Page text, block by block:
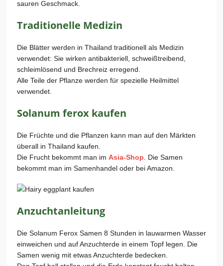
sauren Geschmack.
Traditionelle Medizin
Die Blätter werden in Thailand traditionell als Medizin
verwendet: Sie wirken antibakteriell, schweißtreibend,
schleimlösend und Brechreiz erregend.
Alle Teile der Pflanze werden für spezielle Heilmittel
verwendet.
Solanum ferox kaufen
Die Früchte und die Pflanzen kann man auf den Märkten
überall in Thailand kaufen.
Die Frucht bekommt man im Asia-Shop . Die Samen
bekommt man im Samenhandel oder bei Amazon.
Anzuchtanleitung
Die Solanum Ferox Samen 8 Stunden in lauwarmen Wasser
einweichen und auf Anzuchterde in einem Topf legen. Die
Samen wenig mit etwas Anzuchterde bedecken.